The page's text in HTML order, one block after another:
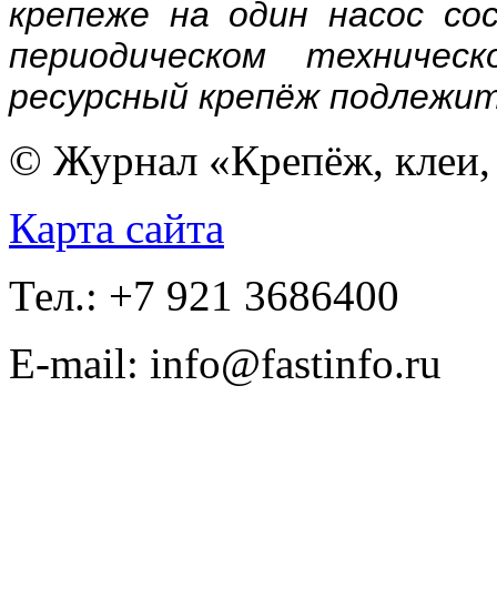
крепеже на один насос
периодическом
ресурсный крепёж
© Журнал «Крепёж, клеи,
Карта сайта
Тел.: +7 921 3686400
E-mail: info@fastinfo.ru